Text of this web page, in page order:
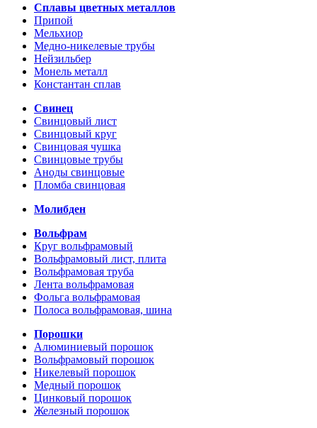
Сплавы цветных металлов
Припой
Мельхиор
Медно-никелевые трубы
Нейзильбер
Монель металл
Константан сплав
Свинец
Свинцовый лист
Свинцовый круг
Свинцовая чушка
Свинцовые трубы
Аноды свинцовые
Пломба свинцовая
Молибден
Вольфрам
Круг вольфрамовый
Вольфрамовый лист, плита
Вольфрамовая труба
Лента вольфрамовая
Фольга вольфрамовая
Полоса вольфрамовая, шина
Порошки
Алюминиевый порошок
Вольфрамовый порошок
Никелевый порошок
Медный порошок
Цинковый порошок
Железный порошок